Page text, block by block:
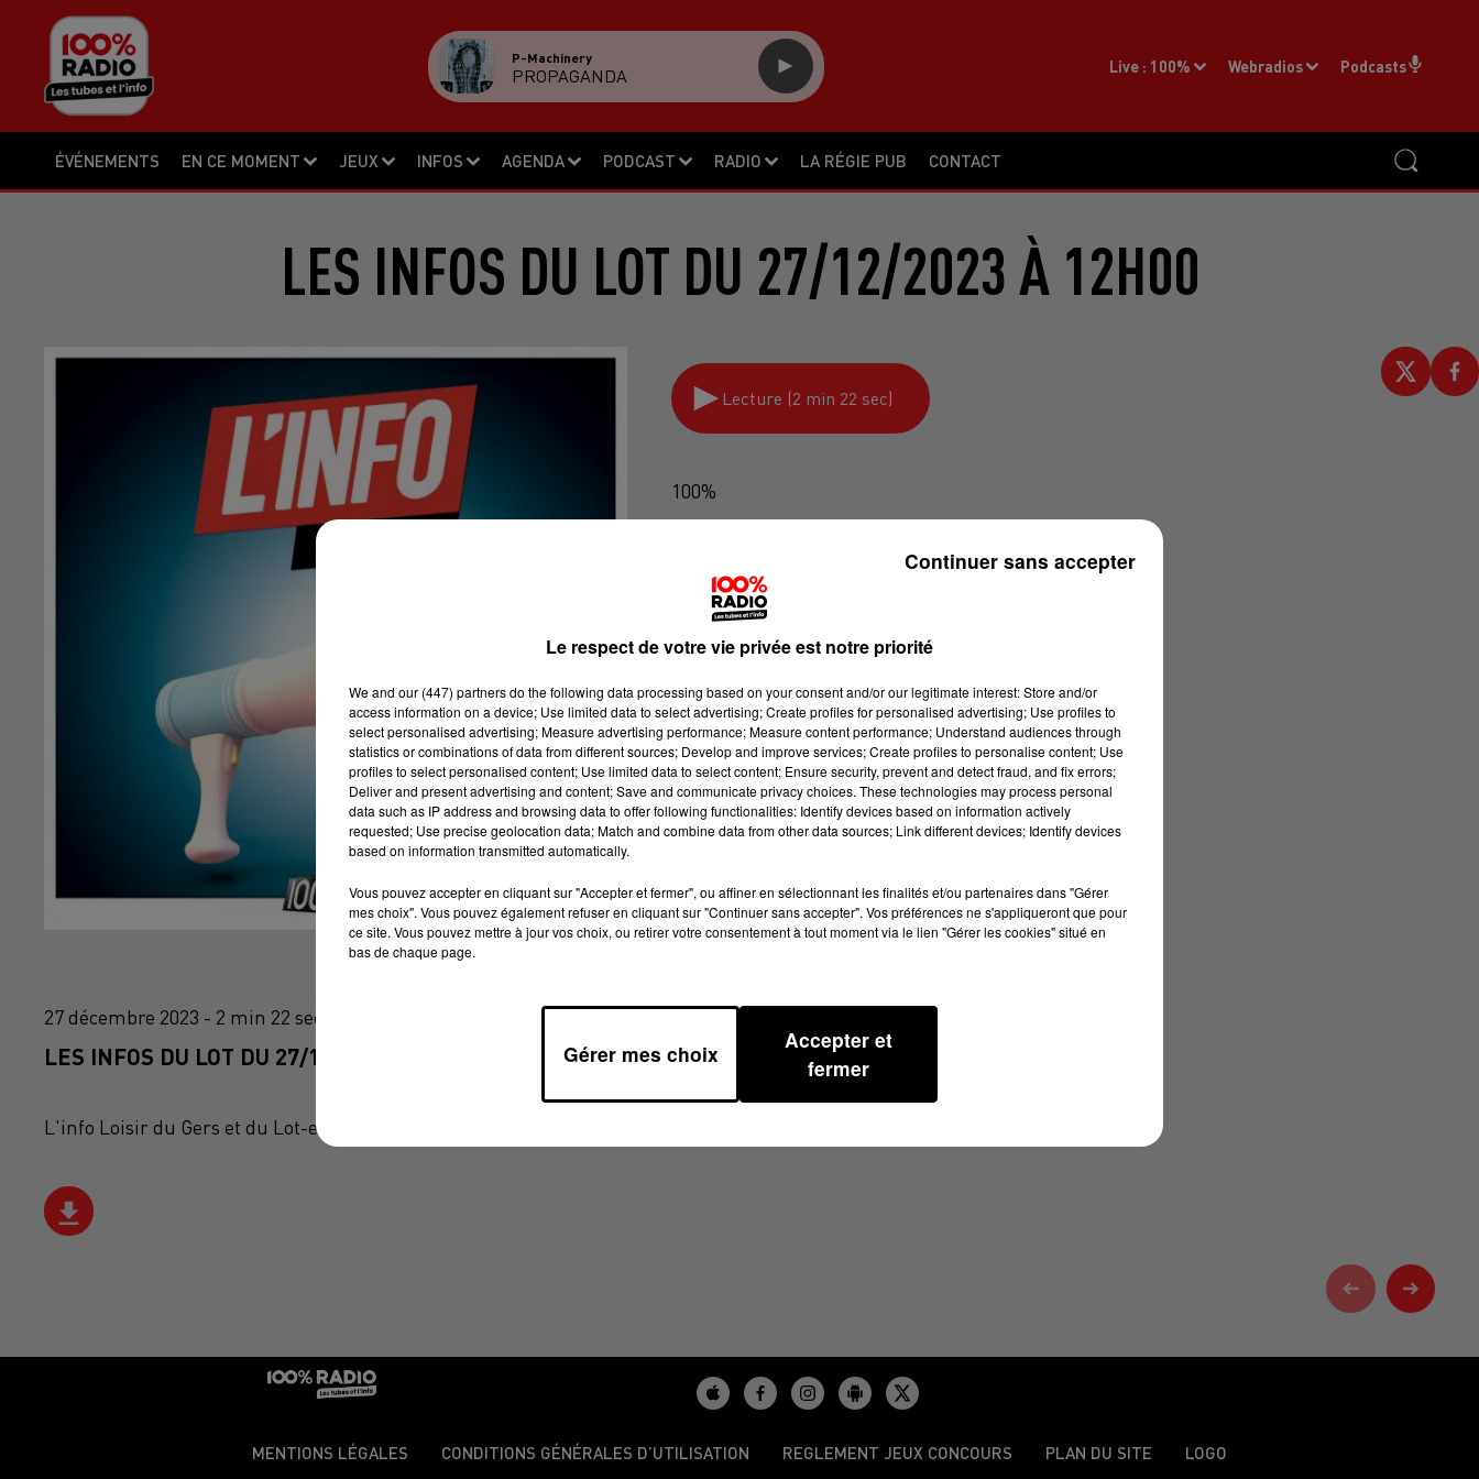
ÉVÉNEMENTS EN CE MOMENT JEUX INFOS AGENDA PODCAST RADIO LA RÉGIE PUB CONTACT
Live : 100% Webradios Podcasts
P-Machinery
PROPAGANDA
LES INFOS DU LOT DU 27/12/2023 À 12H00
Lecture (2 min 22 sec)
100%
27 décembre 2023 - 2 min 22 sec
LES INFOS DU LOT DU 27/12/2023 À 12H00
L'info Loisir du Gers et du Lot-et-Garonne du 27/12/2023
MENTIONS LÉGALES CONDITIONS GÉNÉRALES D’UTILISATION REGLEMENT JEUX CONCOURS PLAN DU SITE LOGO
Le respect de votre vie privée est notre priorité
We and our (447) partnersdo the following data processing based on your consent and/or our legitimate interest: Store and/or
access information on a device; Use limited data to select advertising; Create profiles for personalised advertising; Use profiles to
select personalised advertising; Measure advertising performance; Measure content performance; Understand audiences through
statistics or combinations of data from different sources; Develop and improve services; Create profiles to personalise content; Use
profiles to select personalised content; Use limited data to select content; Ensure security, prevent and detect fraud, and fix errors;
Deliver and present advertising and content; Save and communicate privacy choices. These technologies may process personal
data such as IP address and browsing data to offer following functionalities: Identify devices based on information actively
requested; Use precise geolocation data; Match and combine data from other data sources; Link different devices; Identify devices
based on information transmitted automatically.
Vous pouvez accepter en cliquant sur "Accepter et fermer", ou affiner en sélectionnant les finalités et/ou partenaires dans "Gérer
mes choix". Vous pouvez également refuser en cliquant sur "Continuer sans accepter". Vos préférences ne s'appliqueront que pour
ce site. Vous pouvez mettre à jour vos choix, ou retirer votre consentement à tout moment via le lien "Gérer les cookies" situé en
bas de chaque page.
Gérer mes choix
Accepter et
fermer
Continuer sans accepter